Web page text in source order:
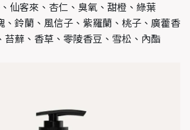
仙客來、杏仁、臭氧、甜橙、綠葉
、鈴蘭、風信子、紫羅蘭、桃子、廣藿香
苔蘚、香草、零陵香豆、雪松、內酯